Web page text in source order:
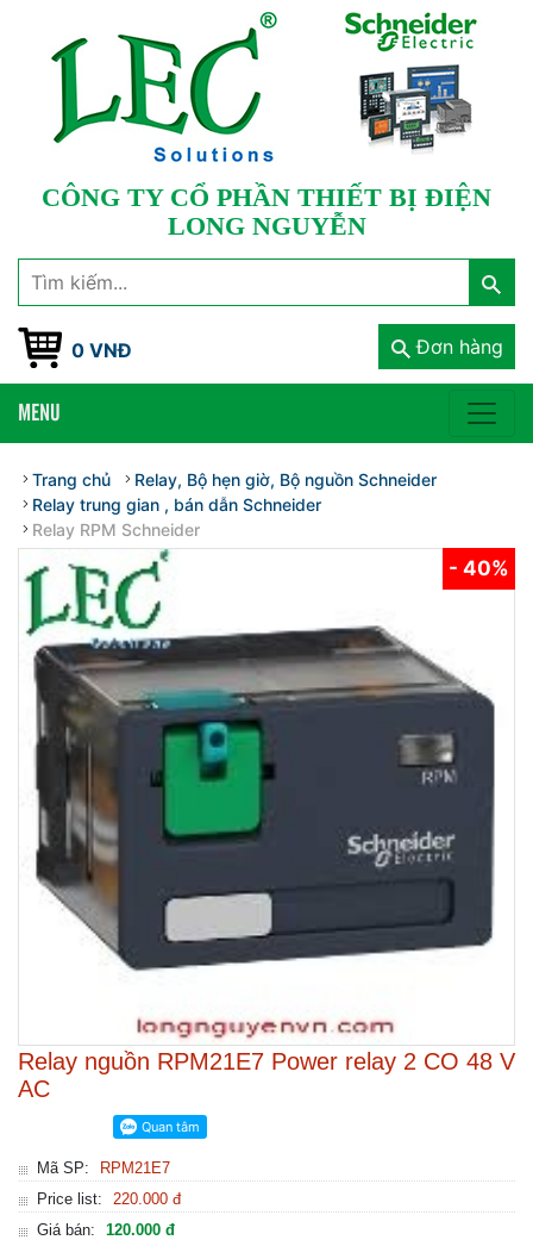
CÔNG TY CỔ PHẦN THIẾT BỊ ĐIỆN
LONG NGUYỄN
0 VNĐ Đơn hàng
MENU
Trang chủ
Relay, Bộ hẹn giờ, Bộ nguồn Schneider
Relay trung gian , bán dẫn Schneider
Relay RPM Schneider
- 40%
Relay nguồn RPM21E7 Power relay 2 CO 48 V
AC
Mã SP:
RPM21E7
Price list:
220.000 đ
Giá bán:
120.000 đ